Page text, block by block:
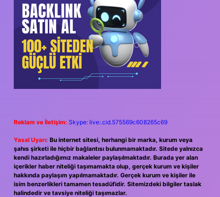
Reklam ve İletişim: Skype: live:.cid.575569c608265c69
Yasal Uyarı: Bu internet sitesi, herhangi bir marka, kurum veya
şahıs şirketi ile hiçbir bağlantısı bulunmamaktadır. Sitede yalnızca
kendi hazırladığımız makaleler paylaşılmaktadır. Burada yer alan
içerikler haber niteliği taşımamakta olup, gerçek kurum ve kişiler
hakkında paylaşım yapılmamaktadır. Gerçek kurum ve kişiler ile
isim benzerlikleri tamamen tesadüfidir. Sitemizdeki bilgiler taslak
halindedir ve tavsiye niteliği taşımazlar.